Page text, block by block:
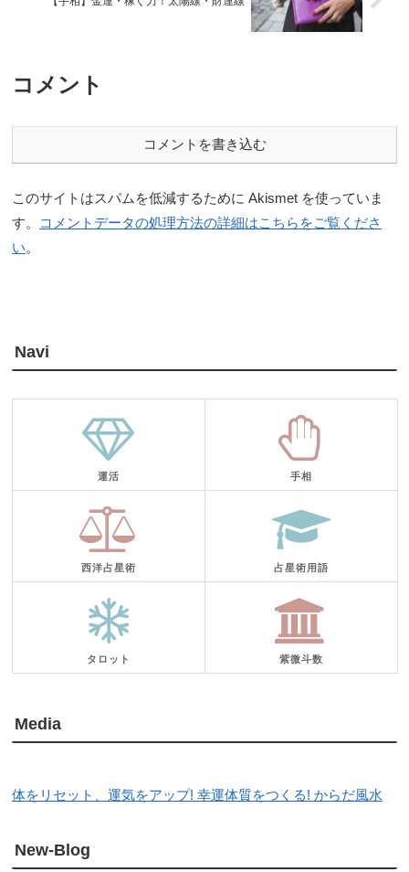
コメント
コメントを書き込む
このサイトはスパムを低減するために Akismet を使っていま
す。
コメントデータの処理方法の詳細はこちらをご覧くださ
い。
Navi
運活 手相
西洋占星術 占星術用語
タロット 紫微斗数
Media
体をリセット、運気をアップ! 幸運体質をつくる! からだ風水
New-Blog